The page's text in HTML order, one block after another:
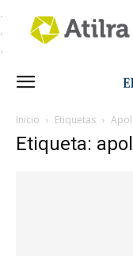
Inicio Etiquetas
Etiqueta: